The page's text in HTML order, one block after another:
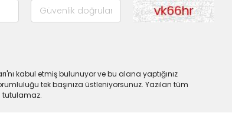
kabul etmiş bulunuyor ve bu alana yaptığınız
tek başınıza üstleniyorsunuz. Yazılan tüm
tutulamaz.